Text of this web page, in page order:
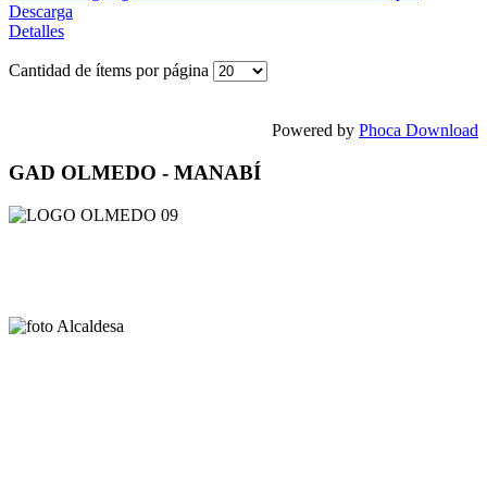
Descarga
Detalles
Cantidad de ítems por página
Powered by Phoca Download
GAD OLMEDO - MANABÍ